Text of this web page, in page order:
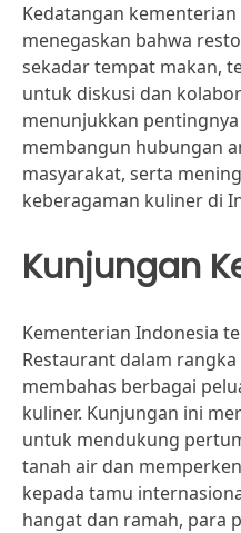
Kedatangan
menegaskan bahwa
sekadar tempat makan,
untuk diskusi dan
menunjukkan
membangun hubungan
masyarakat, serta
keberagaman kuliner di
Kunjungan
Kementerian Indonesia
Restaurant dalam
membahas berbagai
kuliner. Kunjungan ini
untuk mendukung
tanah air dan
kepada tamu
hangat dan ramah, para